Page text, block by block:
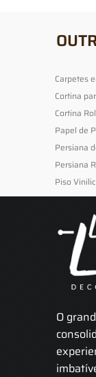
Carpetes
Cortina
Cortina
Papel de
Persiana
Persiana
Piso
O